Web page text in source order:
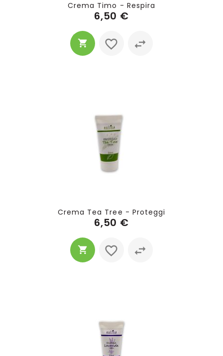
Crema Timo - Respira
6,50 €
Crema Tea Tree - Proteggi
6,50 €